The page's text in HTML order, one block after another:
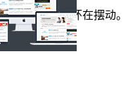
她大长的耳环在摆动。